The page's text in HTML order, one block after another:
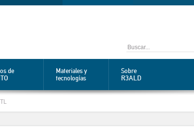
de
Materiales y
tecnologías
Sobre
R3ALD